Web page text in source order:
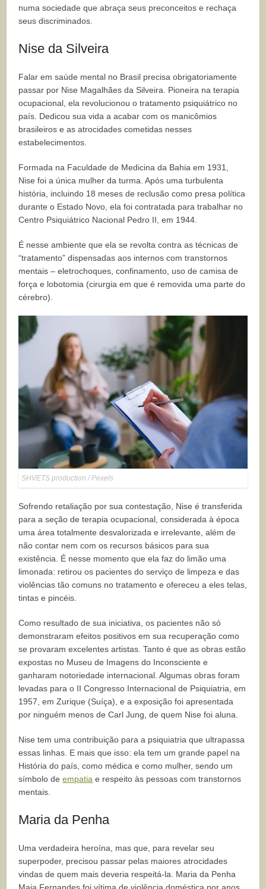
numa sociedade que abraça seus preconceitos e rechaça
seus discriminados.
Nise da Silveira
Falar em saúde mental no Brasil precisa obrigatoriamente
passar por Nise Magalhães da Silveira. Pioneira na terapia
ocupacional, ela revolucionou o tratamento psiquiátrico no
país. Dedicou sua vida a acabar com os manicômios
brasileiros e as atrocidades cometidas nesses
estabelecimentos.
Formada na Faculdade de Medicina da Bahia em 1931,
Nise foi a única mulher da turma. Após uma turbulenta
história, incluindo 18 meses de reclusão como presa política
durante o Estado Novo, ela foi contratada para trabalhar no
Centro Psiquiátrico Nacional Pedro II, em 1944.
É nesse ambiente que ela se revolta contra as técnicas de
“tratamento” dispensadas aos internos com transtornos
mentais – eletrochoques, confinamento, uso de camisa de
força e lobotomia (cirurgia em que é removida uma parte do
cérebro).
SHVETS production / Pexels
Sofrendo retaliação por sua contestação, Nise é transferida
para a seção de terapia ocupacional, considerada à época
uma área totalmente desvalorizada e irrelevante, além de
não contar nem com os recursos básicos para sua
existência. É nesse momento que ela faz do limão uma
limonada: retirou os pacientes do serviço de limpeza e das
violências tão comuns no tratamento e ofereceu a eles telas,
tintas e pincéis.
Como resultado de sua iniciativa, os pacientes não só
demonstraram efeitos positivos em sua recuperação como
se provaram excelentes artistas. Tanto é que as obras estão
expostas no Museu de Imagens do Inconsciente e
ganharam notoriedade internacional. Algumas obras foram
levadas para o II Congresso Internacional de Psiquiatria, em
1957, em Zurique (Suíça), e a exposição foi apresentada
por ninguém menos de Carl Jung, de quem Nise foi aluna.
Nise tem uma contribuição para a psiquiatria que ultrapassa
essas linhas. E mais que isso: ela tem um grande papel na
História do país, como médica e como mulher, sendo um
símbolo deempatia e respeito às pessoas com transtornos
mentais.
Maria da Penha
Uma verdadeira heroína, mas que, para revelar seu
superpoder, precisou passar pelas maiores atrocidades
vindas de quem mais deveria respeitá-la. Maria da Penha
Maia Fernandes foi vítima de violência doméstica por anos